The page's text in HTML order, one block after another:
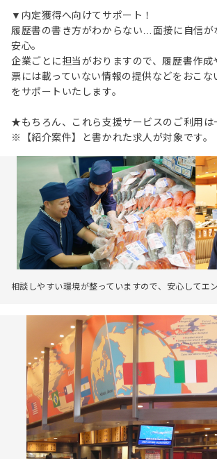
▼内定獲得へ向けてサポート！
履歴書の書き方がわからない…面接に自信
安心。
企業ごとに担当がおりますので、履歴書作成
票には載っていない情報の提供などをおこな
をサポートいたします。
★もちろん、これら支援サービスのご利用
※【紹介案件】と書かれた求人が対象です。
相談しやすい環境が整っていますので、安心してエ